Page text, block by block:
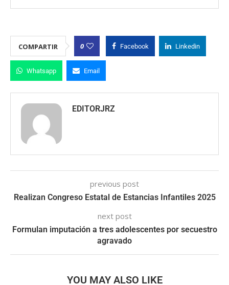
COMPARTIR 0 Facebook Linkedin
Whatsapp Email
EDITORJRZ
previous post
Realizan Congreso Estatal de Estancias Infantiles 2025
next post
Formulan imputación a tres adolescentes por secuestro
agravado
YOU MAY ALSO LIKE